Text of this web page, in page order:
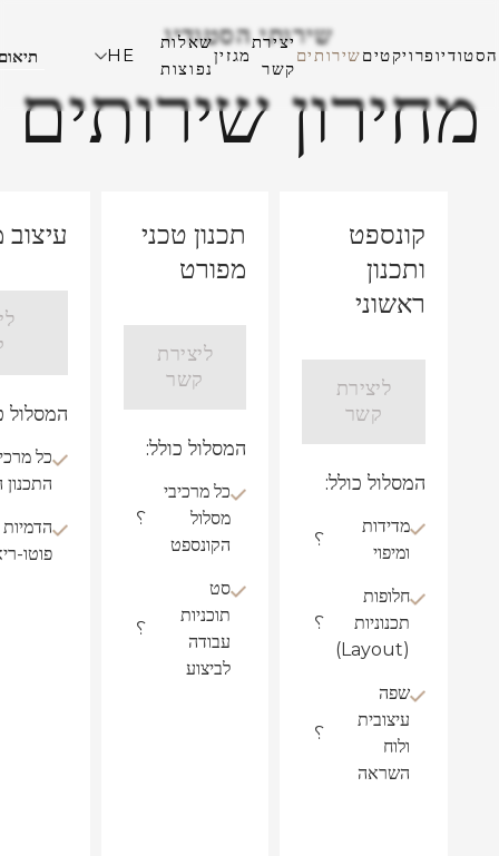
הסטודיופרויקטיםשירותים
יצירת
קשר
מגזין
שאלות
נפוצות
HE
שירותי הסטודיו
מחירון שירותים
קונספט
ותכנון
ראשוני
ליצירת
קשר
המסלול כולל:
מדידות
ומיפוי
?
חלופות
תכנוניות
(Layout)
?
שפה
עיצובית
ולוח
השראה
?
תכנון טכני
מפורט
ליצירת
קשר
המסלול כולל:
כל מרכיבי
מסלול
הקונספט
?
סט
תוכניות
עבודה
לביצוע
?
המסלול
כל
התכנון
הדמיות
פוטו-